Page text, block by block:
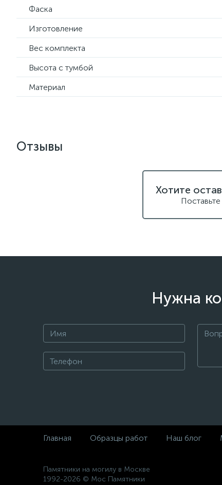
Фаска
Изготовление
Вес комплекта
Высота с тумбой
Материал
Отзывы
Хотите
Нужна
Главная Образцы работ Наш блог
Памятники на могилу в Москве
1992-2026 © Мос Памятники